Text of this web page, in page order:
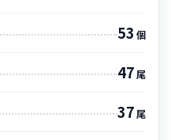
53 個
47尾
37尾